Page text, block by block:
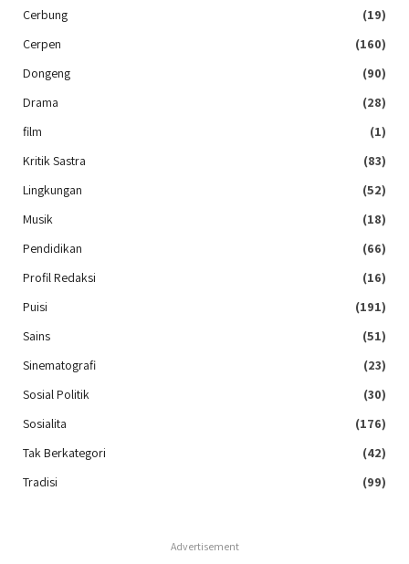
Cerbung
(19)
Cerpen
(160)
Dongeng
(90)
Drama
(28)
film
(1)
Kritik Sastra
(83)
Lingkungan
(52)
Musik
(18)
Pendidikan
(66)
Profil Redaksi
(16)
Puisi
(191)
Sains
(51)
Sinematografi
(23)
Sosial Politik
(30)
Sosialita
(176)
Tak Berkategori
(42)
Tradisi
(99)
Advertisement